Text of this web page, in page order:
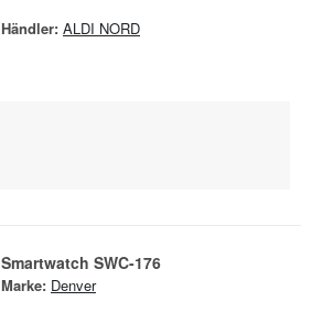
Händler: ALDI NORD
Smartwatch SWC-176
Marke: Denver